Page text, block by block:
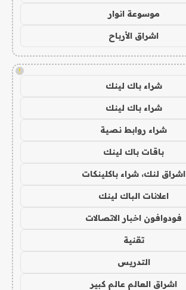
موسوعة انوار
اشراق الأرباح
!
شراء باك لينك
شراء باك لينك
شراء روابط نصية
باقات باك لينك
اشراق لنك، شراء باكلينكات
اعلانات الباك لينك
فودوافون اخبار الاتصالات
تقنية
التدريس
اشراق العالم عالم كبير